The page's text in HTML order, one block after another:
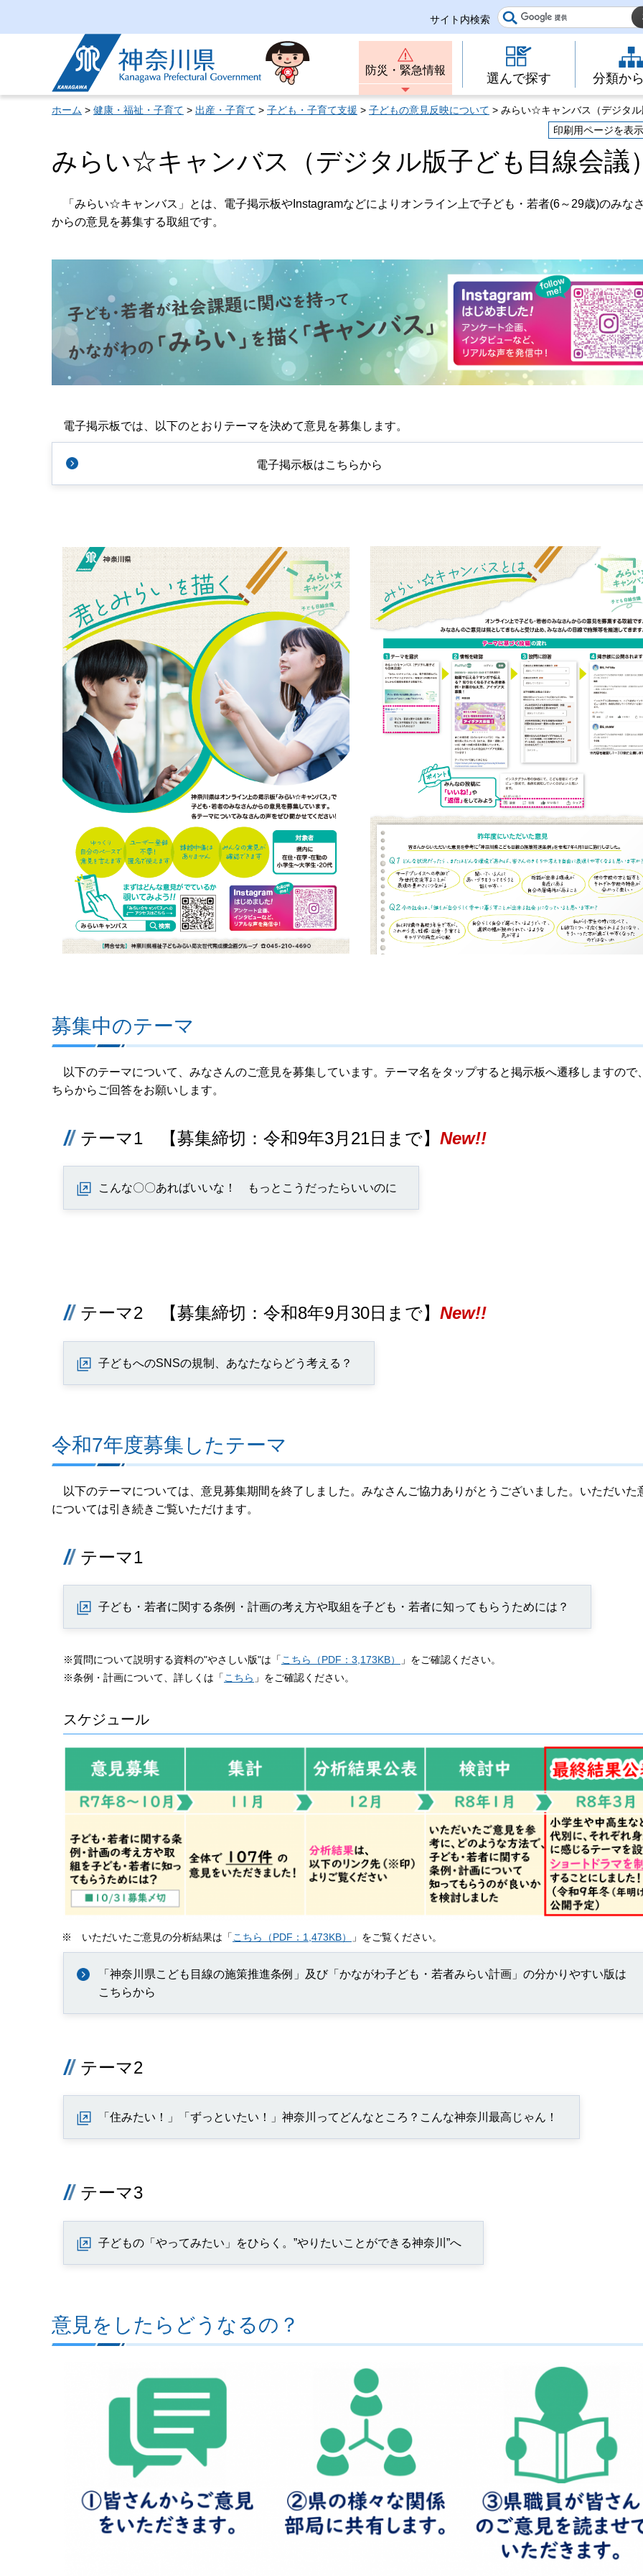
サイト内検索
神奈川県
防災・緊急情報
選んで探す 分類か
ホーム > 健康・福祉・子育て > 出産・子育て > 子ども・子育て支援 > 子どもの意見反映について > みらい☆キャンバス（デジタ
印刷用ページを表示
みらい☆キャンバス（デジタル版子ども目線会議
「みらい☆キャンバス」とは、電子掲示板やInstagramなどによりオンライン上で子ども・若者(6～29歳)のみな
からの意見を募集する取組です。
電子掲示板では、以下のとおりテーマを決めて意見を募集します。
電子掲示板はこちらから
募集中のテーマ
以下のテーマについて、みなさんのご意見を募集しています。テーマ名をタップすると掲示板へ遷移しますので
ちらからご回答をお願いします。
テーマ1 【募集締切：令和9年3月21日まで】 New!!
こんな〇〇あればいいな！ もっとこうだったらいいのに
テーマ2 【募集締切：令和8年9月30日まで】 New!!
子どもへのSNSの規制、あなたならどう考える？
令和7年度募集したテーマ
以下のテーマについては、意見募集期間を終了しました。みなさんご協力ありがとうございました。いただいた
については引き続きご覧いただけます。
テーマ1
子ども・若者に関する条例・計画の考え方や取組を子ども・若者に知ってもらうためには？
※質問について説明する資料の"やさしい版"は「 こちら（PDF：3,173KB）
」をご確認ください。
※条例・計画について、詳しくは「 こちら 」をご確認ください。
スケジュール
※ いただいたご意見の分析結果は「 こちら（PDF：1,473KB） 」をご覧ください。
「神奈川県こども目線の施策推進条例」及び「かながわ子ども・若者みらい計画」の分かりやすい版は
こちらから
テーマ2
「住みたい！」「ずっといたい！」神奈川ってどんなところ？こんな神奈川最高じゃん！
テーマ3
子どもの「やってみたい」をひらく。”やりたいことができる神奈川”へ
意見をしたらどうなるの？